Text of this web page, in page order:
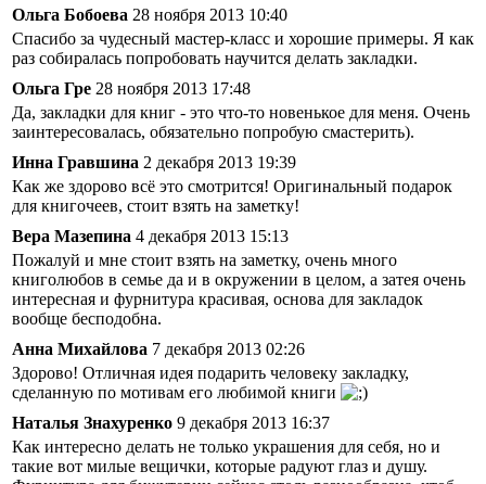
Ольга Бобоева 28 ноября 2013 10:40
Спасибо за чудесный мастер-класс и хорошие примеры. Я как
раз собиралась попробовать научится делать закладки.
Ольга Гре 28 ноября 2013 17:48
Да, закладки для книг - это что-то новенькое для меня. Очень
заинтересовалась, обязательно попробую смастерить).
Инна Гравшина 2 декабря 2013 19:39
Как же здорово всё это смотрится! Оригинальный подарок
для книгочеев, стоит взять на заметку!
Вера Мазепина 4 декабря 2013 15:13
Пожалуй и мне стоит взять на заметку, очень много
книголюбов в семье да и в окружении в целом, а затея очень
интересная и фурнитура красивая, основа для закладок
вообще бесподобна.
Анна Михайлова 7 декабря 2013 02:26
Здорово! Отличная идея подарить человеку закладку,
сделанную по мотивам его любимой книги
Наталья Знахуренко 9 декабря 2013 16:37
Как интересно делать не только украшения для себя, но и
такие вот милые вещички, которые радуют глаз и душу.